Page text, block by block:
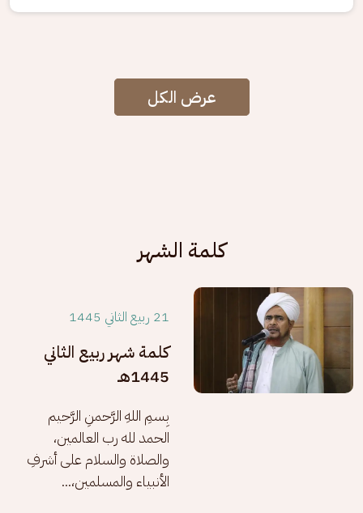
عرض الكل
كلمة الشهر
21 ربيع الثاني 1445
كلمة شهر ربيع الثاني
1445هـ
بِسمِ اللهِ الرَّحمنِ الرَّحيم
الحمد لله رب العالمين،
والصلاة والسلام على أشرفِ
الأنبياء والمسلمين،...